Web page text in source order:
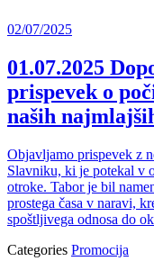
02/07/2025
01.07.2025
prispevek o
naših
Objavljamo prispevek z
Slavniku, ki je potekal v
otroke. Tabor je bil
prostega časa v naravi,
spoštljivega odnosa do
Categories Promocija